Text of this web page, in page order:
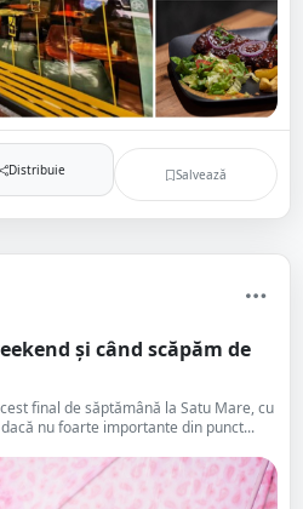
Distribuie Salvează
și când scăpăm de
final de săptămână la Satu Mare, cu
nu foarte importante din punct...